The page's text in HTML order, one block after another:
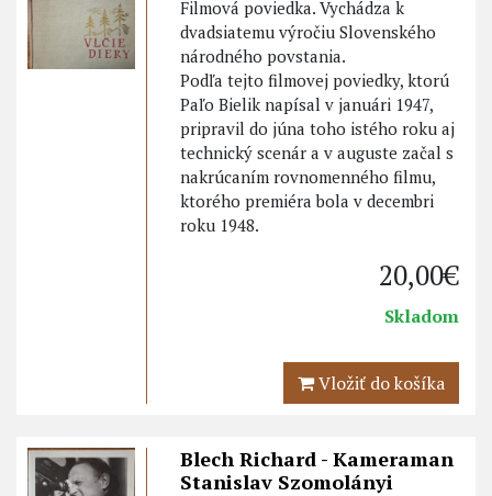
Filmová poviedka. Vychádza k
dvadsiatemu výročiu Slovenského
národného povstania.
Podľa tejto filmovej poviedky, ktorú
Paľo Bielik napísal v januári 1947,
pripravil do júna toho istého roku aj
technický scenár a v auguste začal s
nakrúcaním rovnomenného filmu,
ktorého premiéra bola v decembri
roku 1948.
20,00€
Skladom
Vložiť do košíka
Blech Richard - Kameraman
Stanislav Szomolányi